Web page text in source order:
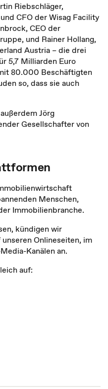
Riebschläger,
CFO der Wisag Facility
CEO der
und Rainer Hollang,
Austria – die drei
5,7 Milliarden Euro
80.000 Beschäftigten
so, dass sie auch
Jörg
Gesellschafter von
Menschen,
Immobilienbranche.
kündigen wir
Onlineseiten, im
Kanälen an.
auf: